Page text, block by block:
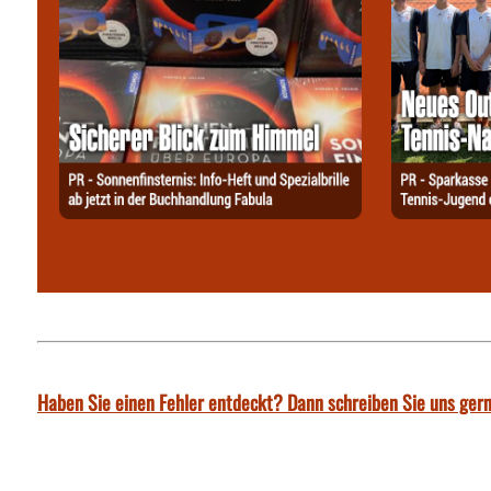
Haben Sie einen Fehler entdeckt? Dann schreiben Sie uns